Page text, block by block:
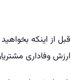
قبل از اینکه
ارزش وفاداری